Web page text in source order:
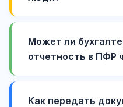
Может ли
отчетность в ПФР
Как передать